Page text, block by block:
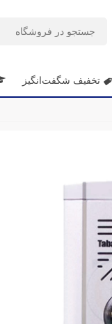
تخفیف شگفت‌انگیز